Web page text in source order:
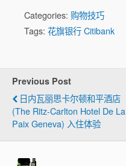
Categories: 购物技巧
Tags: 花旗银行 Citibank
Previous Post
日内瓦丽思卡尔顿和平酒店
(The Ritz-Carlton Hotel De La
Paix Geneva) 入住体验